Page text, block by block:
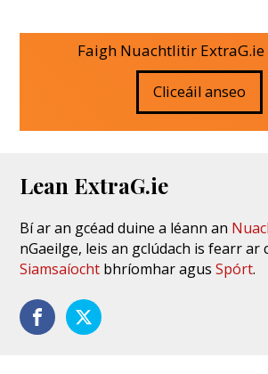
Faigh Nuachtlitir ExtraG.ie
Cliceáil anseo
Lean ExtraG.ie
Bí ar an gcéad duine a léann an
nGaeilge, leis an gclúdach is fearr ar
Siamsaíocht bhríomhar agusSpórt.